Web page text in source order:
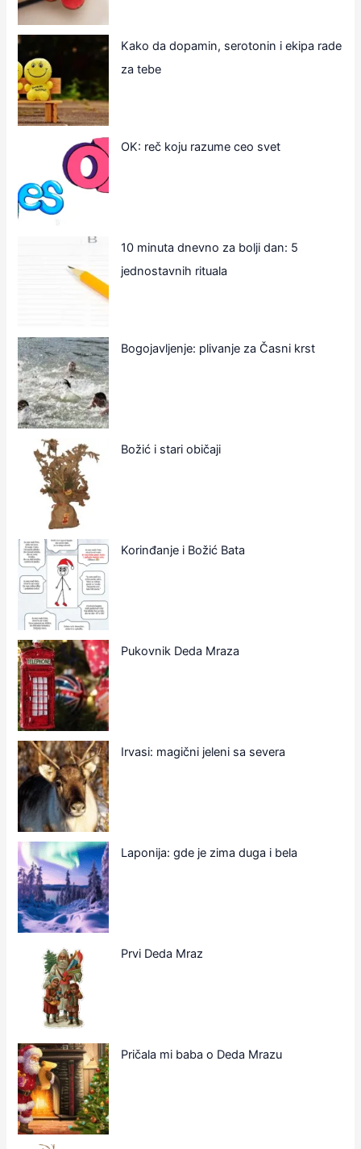
Kako da dopamin, serotonin i ekipa rade
za tebe
OK: reč koju razume ceo svet
10 minuta dnevno za bolji dan: 5
jednostavnih rituala
Bogojavljenje: plivanje za Časni krst
Božić i stari običaji
Korinđanje i Božić Bata
Pukovnik Deda Mraza
Irvasi: magični jeleni sa severa
Laponija: gde je zima duga i bela
Prvi Deda Mraz
Pričala mi baba o Deda Mrazu